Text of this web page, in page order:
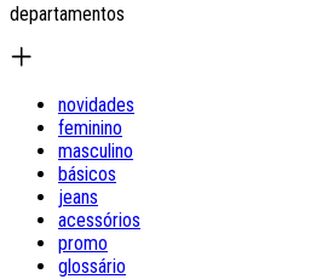
departamentos
novidades
feminino
masculino
básicos
jeans
acessórios
promo
glossário